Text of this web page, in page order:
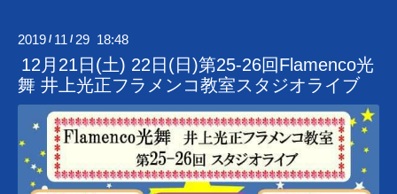
2019 / 11 / 29 18:48
12月21日(土) 22日(日)第25-26回Flamenco光
舞 井上光正フラメンコ教室スタジオライブ